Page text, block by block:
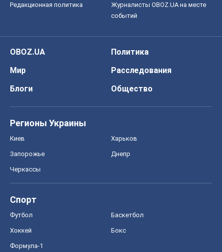
Редакционная политика
Журналисты OBOZ.UA на месте
событий
OBOZ.UA
Политика
Мир
Расследования
Блоги
Общество
Регионы Украины
Киев Харьков
Запорожье Днепр
Черкассы
Спорт
Футбол Баскетбол
Хоккей Бокс
Формула-1